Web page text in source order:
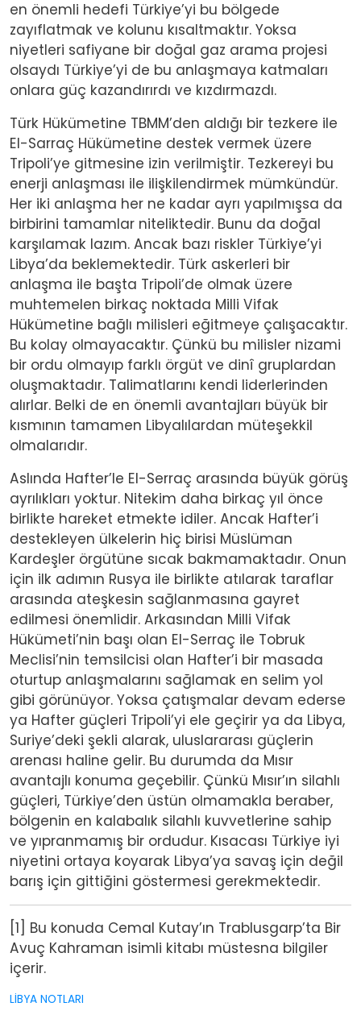
en önemli hedefi Türkiye’yi bu bölgede
zayıflatmak ve kolunu kısaltmaktır. Yoksa
niyetleri safiyane bir doğal gaz arama projesi
olsaydı Türkiye’yi de bu anlaşmaya katmaları
onlara güç kazandırırdı ve kızdırmazdı.
Türk Hükümetine TBMM’den aldığı bir tezkere ile
El-Sarraç Hükümetine destek vermek üzere
Tripoli’ye gitmesine izin verilmiştir. Tezkereyi bu
enerji anlaşması ile ilişkilendirmek mümkündür.
Her iki anlaşma her ne kadar ayrı yapılmışsa da
birbirini tamamlar niteliktedir. Bunu da doğal
karşılamak lazım. Ancak bazı riskler Türkiye’yi
Libya’da beklemektedir. Türk askerleri bir
anlaşma ile başta Tripoli’de olmak üzere
muhtemelen birkaç noktada Milli Vifak
Hükümetine bağlı milisleri eğitmeye çalışacaktır.
Bu kolay olmayacaktır. Çünkü bu milisler nizami
bir ordu olmayıp farklı örgüt ve dinî gruplardan
oluşmaktadır. Talimatlarını kendi liderlerinden
alırlar. Belki de en önemli avantajları büyük bir
kısmının tamamen Libyalılardan müteşekkil
olmalarıdır.
Aslında Hafter’le El-Serraç arasında büyük görüş
ayrılıkları yoktur. Nitekim daha birkaç yıl önce
birlikte hareket etmekte idiler. Ancak Hafter’i
destekleyen ülkelerin hiç birisi Müslüman
Kardeşler örgütüne sıcak bakmamaktadır. Onun
için ilk adımın Rusya ile birlikte atılarak taraflar
arasında ateşkesin sağlanmasına gayret
edilmesi önemlidir. Arkasından Milli Vifak
Hükümeti’nin başı olan El-Serraç ile Tobruk
Meclisi’nin temsilcisi olan Hafter’i bir masada
oturtup anlaşmalarını sağlamak en selim yol
gibi görünüyor. Yoksa çatışmalar devam ederse
ya Hafter güçleri Tripoli’yi ele geçirir ya da Libya,
Suriye’deki şekli alarak, uluslararası güçlerin
arenası haline gelir. Bu durumda da Mısır
avantajlı konuma geçebilir. Çünkü Mısır’ın silahlı
güçleri, Türkiye’den üstün olmamakla beraber,
bölgenin en kalabalık silahlı kuvvetlerine sahip
ve yıpranmamış bir ordudur. Kısacası Türkiye iyi
niyetini ortaya koyarak Libya’ya savaş için değil
barış için gittiğini göstermesi gerekmektedir.
[1] Bu konuda Cemal Kutay’ın Trablusgarp’ta Bir
Avuç Kahraman isimli kitabı müstesna bilgiler
içerir.
LİBYA NOTLARI